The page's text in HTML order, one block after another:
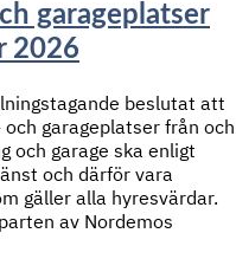
garageplatser
2026
beslutat att
garageplatser från och
och garage ska enligt
och därför vara
gäller alla hyresvärdar.
av Nordemos